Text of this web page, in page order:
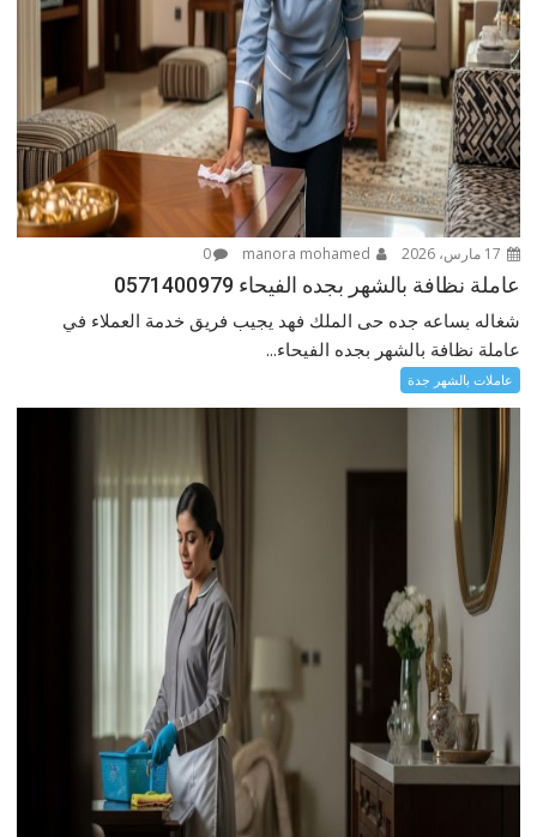
0
عاملة نظافة بالشهر بجده الفيحاء 0571400979
شغاله بساعه جده حى الملك فهد يجيب فريق خدمة العملاء في
عاملة نظافة بالشهر بجده الفيحاء...
عاملات بالشهر جدة